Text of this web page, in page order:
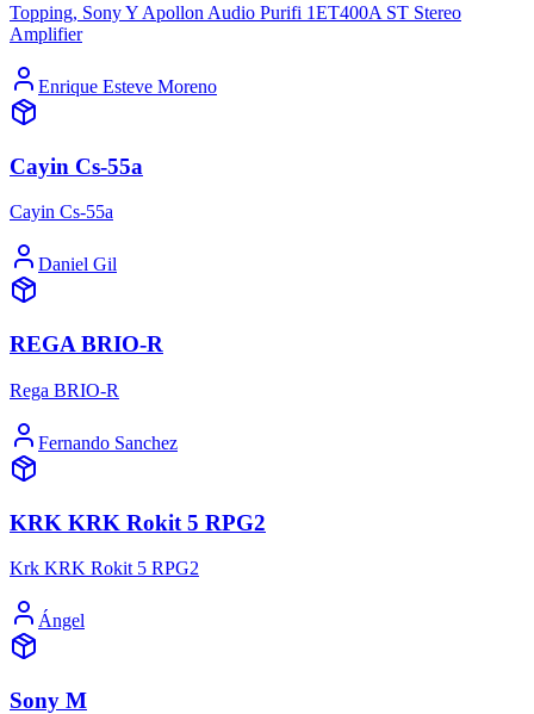
Topping, Sony Y Apollon Audio Purifi 1ET400A ST Stereo
Amplifier
Enrique Esteve Moreno
Cayin Cs-55a
Cayin Cs-55a
Daniel Gil
REGA BRIO-R
Rega BRIO-R
Fernando Sanchez
KRK KRK Rokit 5 RPG2
Krk KRK Rokit 5 RPG2
Ángel
Sony M